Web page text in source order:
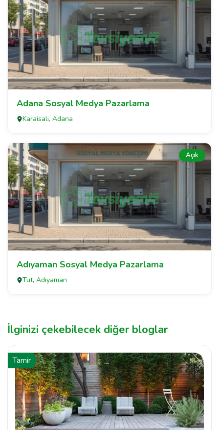
Adana Sosyal Medya Pazarlama
Karaisalı, Adana
Açık
Adıyaman Sosyal Medya Pazarlama
Tut, Adıyaman
İlginizi çekebilecek diğer bloglar
Tamir